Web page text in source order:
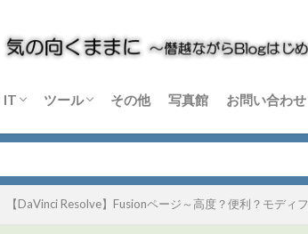
IT
業務・IT
ツール
Blender
DaVinci Resolve
Sikuli X
Dify
その他 ソフトウェア
ハードウェア
その他 写真館 お問い合わせ
【DaVinci Resolve】Fusionページ～高度？便利？モディ